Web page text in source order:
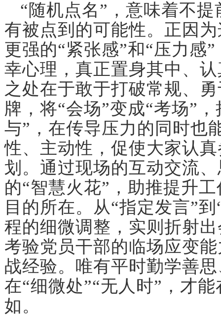
“随机点名”，意味着不
有被点到的可能性。正因
更强的“紧张感”和“压力感
幸心理，真正置身其中、
之处在于敢于打破常规、
牌，将“会场”变成“考场”
与”，在传导压力的同时也
性、主动性，促使大家认
划。通过现场的互动交流
的“智慧火花”，助推提升
目的所在。从“指定发言”
程的细微调整，实则折射
考验党员干部的临场应变
战经验。唯有平时勤学善
在“细微处”“无人时”，才
如。